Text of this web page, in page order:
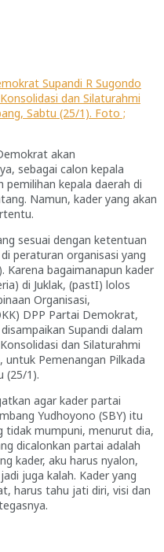
Supandi R Sugondo
dan Silaturahmi
Sabtu (25/1). Foto ;
akan
sebagai calon kepala
kepala daerah di
Namun, kader yang akan
sesuai dengan ketentuan
peraturan organisasi yang
Karena bagaimanapun kader
di Juklak, (pastI) lolos
Organisasi,
DPP Partai Demokrat,
Supandi dalam
dan Silaturahmi
Pemenangan Pilkada
(25/1).
agar kader partai
Yudhoyono (SBY) itu
tidak mumpuni, menurut dia,
dicalonkan partai adalah
kader, aku harus nyalon,
juga kalah. Kader yang
harus tahu jati diri, visi dan